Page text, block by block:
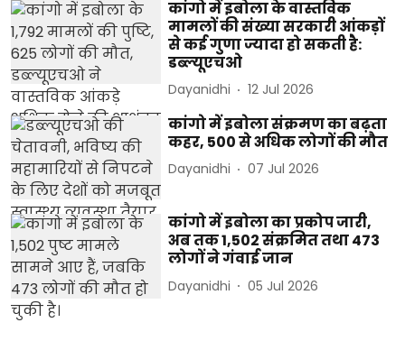
कांगो में इबोला के वास्तविक
मामलों की संख्या सरकारी आंकड़ों
से कई गुणा ज्यादा हो सकती है:
डब्ल्यूएचओ
Dayanidhi 12 Jul 2026
कांगो में इबोला संक्रमण का बढ़ता
कहर, 500 से अधिक लोगों की मौत
Dayanidhi 07 Jul 2026
कांगो में इबोला का प्रकोप जारी,
अब तक 1,502 संक्रमित तथा 473
लोगों ने गंवाई जान
Dayanidhi 05 Jul 2026